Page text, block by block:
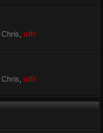
Chris ulfr
Chris ulfr